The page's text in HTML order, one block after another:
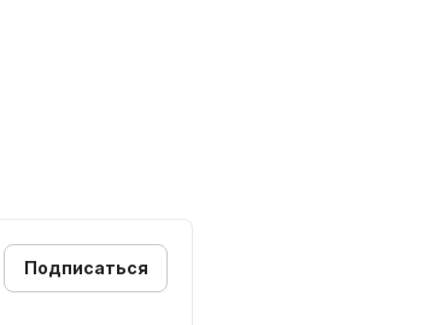
Подписаться